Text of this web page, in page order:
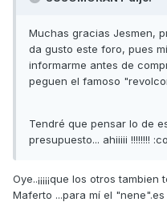
Muchas gracias Jesmen,
da gusto este foro, pues
informarme antes de
peguen el famoso
Tendré que pensar lo de
presupuesto... ahiiiii !!!!!!!!
Oye..¡¡¡¡¡que los otros
Maferto ...para mí el